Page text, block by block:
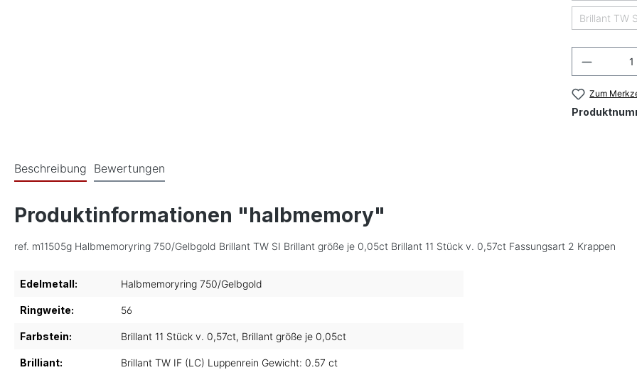
Brillant TW
Zum
Beschreibung Bewertungen
Produktinformationen "halbmemory"
ref. m11505g Halbmemoryring 750/Gelbgold Brillant TW SI Brillant größe je 0,05ct Brillant 11 Stück v. 0,57ct Fassungsart 2 Krappen
Edelmetall: Halbmemoryring 750/Gelbgold
Ringweite: 56
Farbstein: Brillant 11 Stück v. 0,57ct, Brillant größe je 0,05ct
Brilliant: Brillant TW IF (LC) Luppenrein Gewicht: 0.57 ct